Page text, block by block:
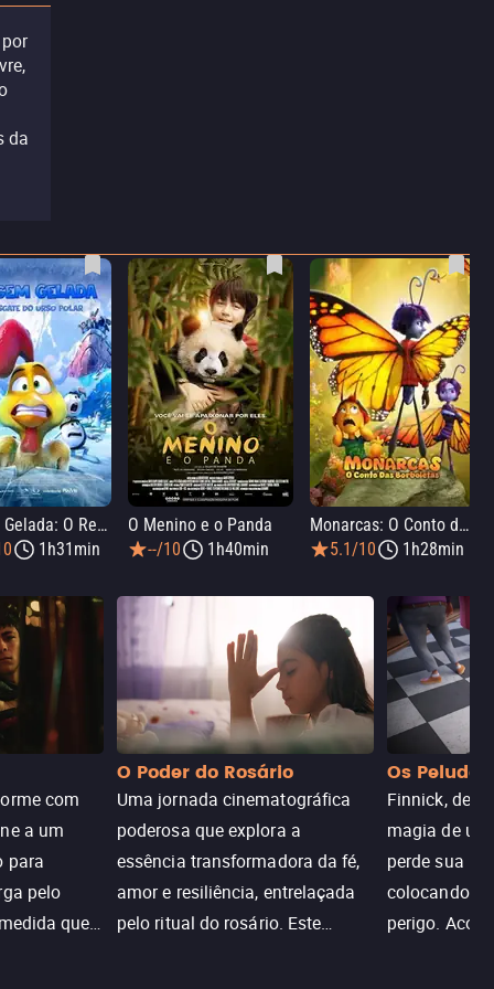
da
Viagem Gelada: O Resgate do Urso Polar
1h31min
O Menino e o Panda
--/10
1h40min
Monarcas: O Conto das Borboletas
5.1/10
1h28min
com
a um
para
pelo
que
O Poder do Rosário
Uma jornada cinematográfica
poderosa que explora a
essência transformadora da fé,
amor e resiliência, entrelaçada
pelo ritual do rosário. Este
Os Peludos
Finnick,
magia de
perde sua
colocando
perigo.